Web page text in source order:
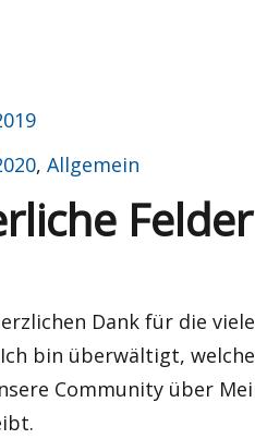
,Allgemein
Dank für die
bin überwältigt,
Community über